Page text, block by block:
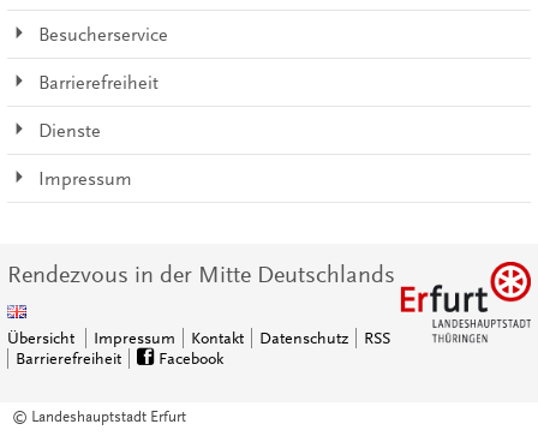
Besucherservice
Barrierefreiheit
Dienste
Impressum
Rendezvous in der Mitte Deutschlands
Übersicht Impressum Kontakt Datenschutz
RSS
Barrierefreiheit
Facebook
© Landeshauptstadt Erfurt